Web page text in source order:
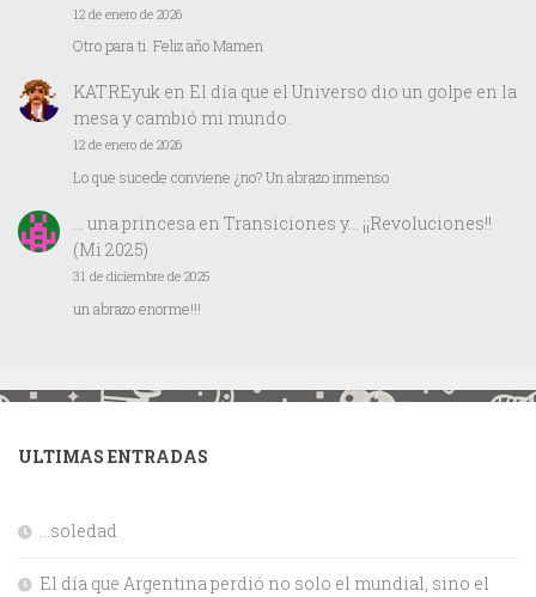
12 de enero de 2026
Otro para ti. Feliz año Mamen
KATREyuken El día que el Universo dio un golpe en la
mesa y cambió mi mundo.
12 de enero de 2026
Lo que sucede conviene ¿no? Un abrazo inmenso
… una princesaen Transiciones y… ¡¡Revoluciones!!
(Mi 2025)
31 de diciembre de 2025
un abrazo enorme!!!
ULTIMAS ENTRADAS
…soledad
El día que Argentina perdió no solo el mundial, sino el